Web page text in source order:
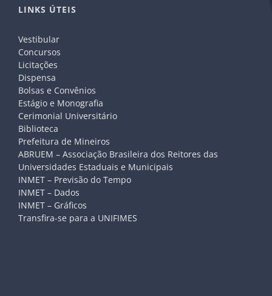
LINKS ÚTEIS
Vestibular
Concursos
Licitações
Dispensa
Bolsas e Convênios
Estágio e Monografia
Cerimonial Universitário
Biblioteca
Prefeitura de Mineiros
ABRUEM – Associação Brasileira dos Reitores das
Universidades Estaduais e Municipais
INMET – Previsão do Tempo
INMET – Dados
INMET – Gráficos
Transfira-se para a UNIFIMES